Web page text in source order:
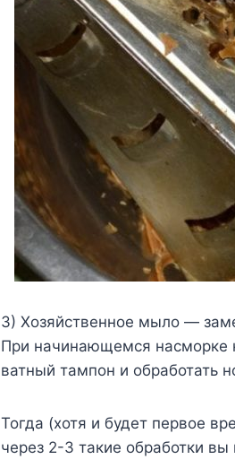
3) Хозяйственное мыло —
При начинающемся насморке
ватный тампон и обработать
Тогда (хотя и будет первое
через 2-3 такие обработки вы